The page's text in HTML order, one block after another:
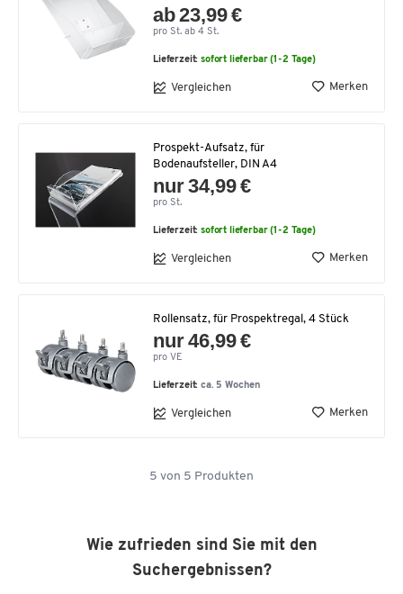
ab 23,99 €
pro St. ab 4 St.
Lieferzeit:sofort lieferbar (1-2 Tage)
Vergleichen Merken
Prospekt-Aufsatz, für
Bodenaufsteller, DIN A4
nur 34,99 €
pro St.
Lieferzeit:sofort lieferbar (1-2 Tage)
Vergleichen Merken
Rollensatz, für Prospektregal, 4 Stück
nur 46,99 €
pro VE
Lieferzeit:ca. 5 Wochen
Vergleichen Merken
5 von 5 Produkten
Wie zufrieden sind Sie mit den
Suchergebnissen?